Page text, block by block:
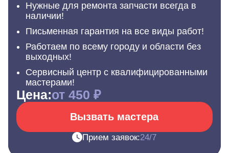
Нужные для ремонта запчасти всегда в
наличии!
Письменная гарантия на все виды работ!
Работаем по всему городу и области без
выходных!
Сервисный центр с квалифицированными
мастерами!
Цена:от 450 ₽
Вызвать мастера
Прием заявок:24/7